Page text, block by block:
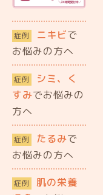
症例 ニキビで
お悩みの方へ
症例
シミ、く
すみでお悩みの
方へ
症例 たるみで
お悩みの方へ
症例
肌の栄養